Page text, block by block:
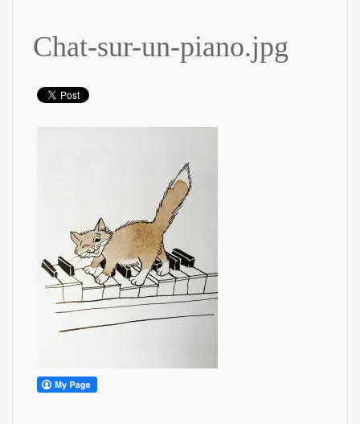
Chat-sur-un-piano.jpg